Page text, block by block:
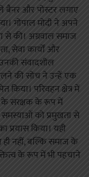
बैनर और पोस्टर लगाए
गोपाल मोदी ने अपने
की। अग्रवाल समाज
सेवा कार्यों और
संवादशील
की सोच ने उन्हें एक
किया। परिवहन क्षेत्र में
के संरक्षक के रूप में
को प्रमुखता से
किया। यही
नहीं, बल्कि समाज के
के रूप में भी पहचाने